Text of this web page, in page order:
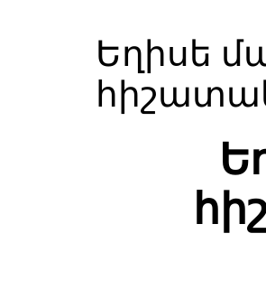
Եղիսե